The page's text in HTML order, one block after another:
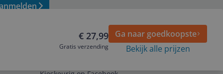
€ 27,99
Gratis verzending
Ga naar goedkoopste
Bekijk alle prijzen